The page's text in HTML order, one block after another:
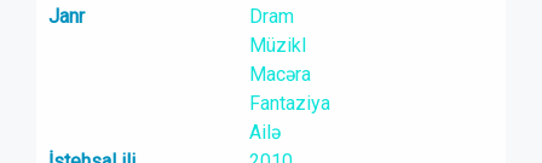
Janr
Dram
Müzikl
Macəra
Fantaziya
Ailə